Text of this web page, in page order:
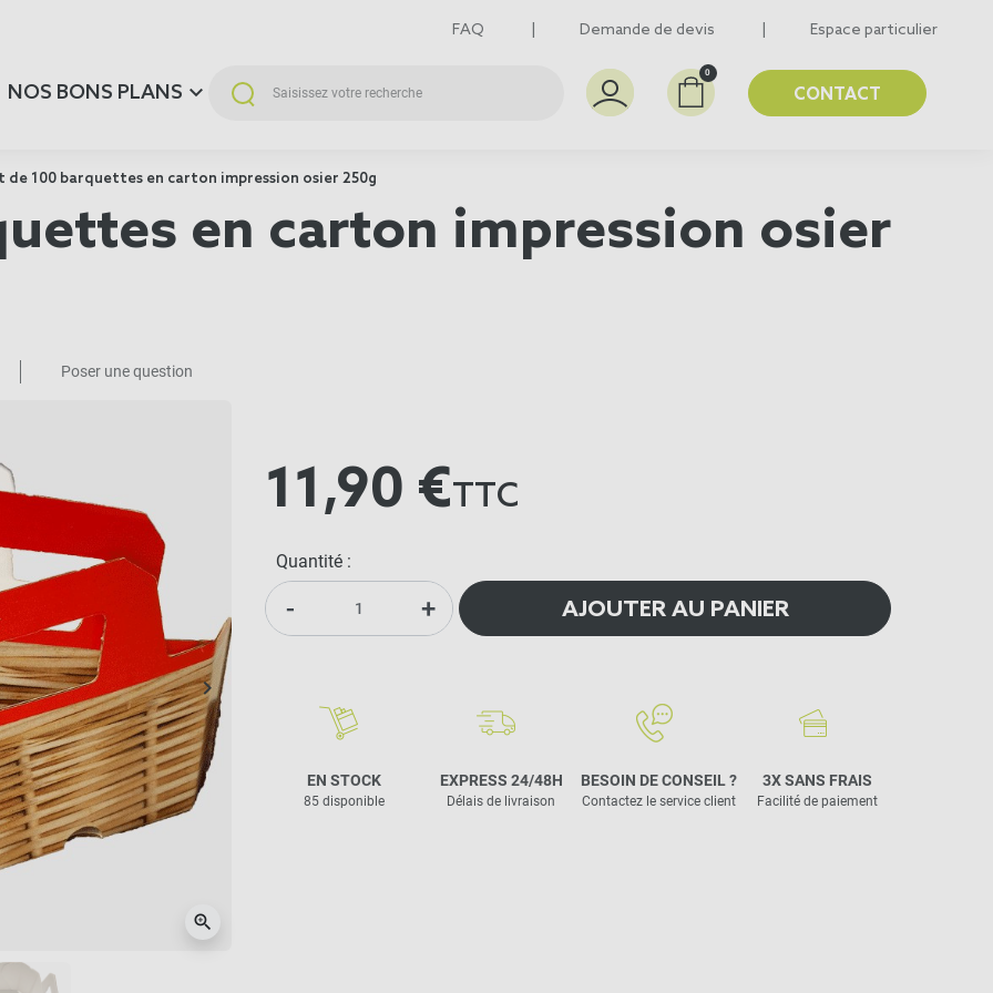
FAQ Demande de devis Espace particulier
0
CONTACT
NOS BONS PLANS
de 100 barquettes en carton impression osier 250g
en carton impression osier
Poser une question
Suivant
keyboard_arrow_right
zoom_in
11,90 €TTC
Quantité :
- + AJOUTER AU PANIER
EN STOCK
85 disponible
EXPRESS 24/48H
Délais de livraison
BESOIN DE CONSEIL ?
Contactez le service client
3X SANS FRAIS
Facilité de paiement